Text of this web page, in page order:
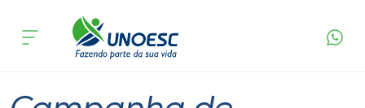
Cursos
acontece